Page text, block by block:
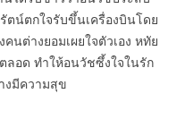
ตน์ตกใจรับขึ้นเครื่องบินโดย
นต่างยอมเผยใจตัวเอง หทัย
อด ทำให้อนวัชซึ้งใจในรัก
งมีความสุข